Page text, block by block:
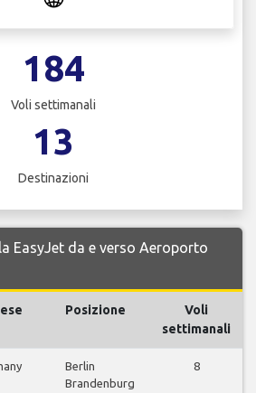
184
Voli settimanali
13
Destinazioni
EasyJet da e verso Aeroporto
Posizione
Voli
settimanali
Berlin
Brandenburg
8